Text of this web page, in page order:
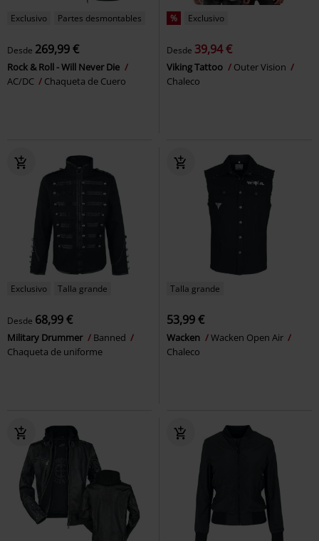
Exclusivo Partes desmontables
Desde 269,99 €
Rock & Roll - Will Never Die
AC/DC
Chaqueta de Cuero
% Exclusivo
Desde 39,94 €
Viking Tattoo
Outer Vision
Chaleco
Exclusivo Talla grande
Desde 68,99 €
Military Drummer
Banned
Chaqueta de uniforme
Talla grande
53,99 €
Wacken
Wacken Open Air
Chaleco